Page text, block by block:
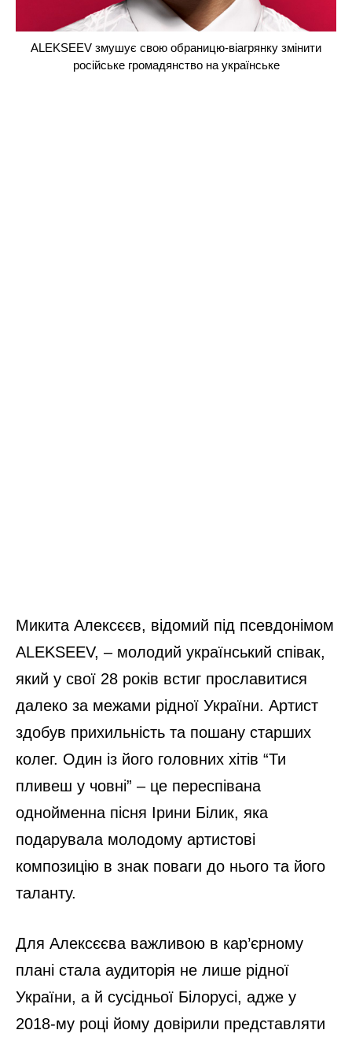
ALEKSEEV змушує свою обраницю-віагрянку змінити
російське громадянство на українське
Микита Алексєєв, відомий під псевдонімом
ALEKSEEV, – молодий український співак,
який у свої 28 років встиг прославитися
далеко за межами рідної України. Артист
здобув прихильність та пошану старших
колег. Один із його головних хітів “Ти
пливеш у човні” – це переспівана
однойменна пісня Ірини Білик, яка
подарувала молодому артистові
композицію в знак поваги до нього та його
таланту.
Для Алексєєва важливою в кар’єрному
плані стала аудиторія не лише рідної
України, а й сусідньої Білорусі, адже у
2018-му році йому довірили представляти